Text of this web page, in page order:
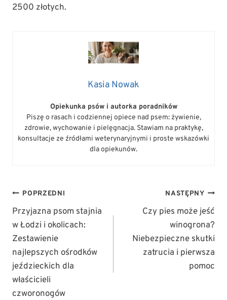
2500 złotych.
Kasia Nowak
Opiekunka psów i autorka poradników
Piszę o rasach i codziennej opiece nad psem: żywienie,
zdrowie, wychowanie i pielęgnacja. Stawiam na praktykę,
konsultacje ze źródłami weterynaryjnymi i proste wskazówki
dla opiekunów.
NAWIGACJA
WPISU
POPRZEDNI
Przyjazna psom stajnia
w Łodzi i okolicach:
Zestawienie
najlepszych ośrodków
jeździeckich dla
właścicieli
czworonogów
NASTĘPNY
Czy pies może jeść
winogrona?
Niebezpieczne skutki
zatrucia i pierwsza
pomoc